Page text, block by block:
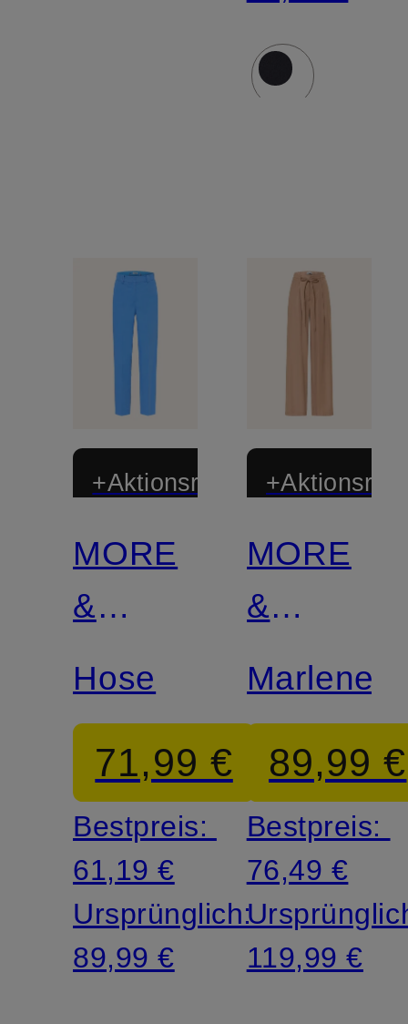
+Aktionsrabatt
Zertifiziert
MORE
&
MORE
Hose
71,99 €
Bestpreis:
61,19 €
Ursprünglich:
89,99 €
Zertifiziert
MORE
&
MORE
89,99 €
Bestpreis:
76,49 €
119,99 €